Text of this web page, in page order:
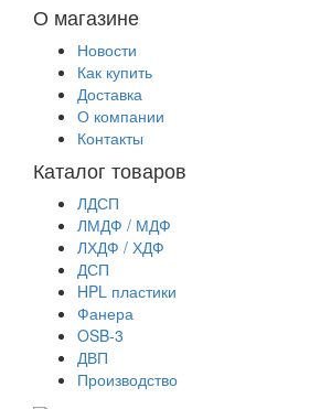
О магазине
Новости
Как купить
Доставка
О компании
Контакты
Каталог товаров
ЛДСП
ЛМДФ / МДФ
ЛХДФ / ХДФ
ДСП
HPL пластики
Фанера
OSB-3
ДВП
Производство